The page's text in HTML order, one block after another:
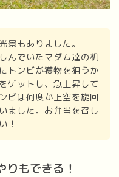
景もありました。
んでいたマダム達の机
トンビが獲物を狙うか
ゲットし、急上昇して
ビは何度か上空を旋回
ました。お弁当を召し
！
もできる！